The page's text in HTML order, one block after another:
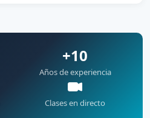
+10
Años de experiencia
Clases en directo